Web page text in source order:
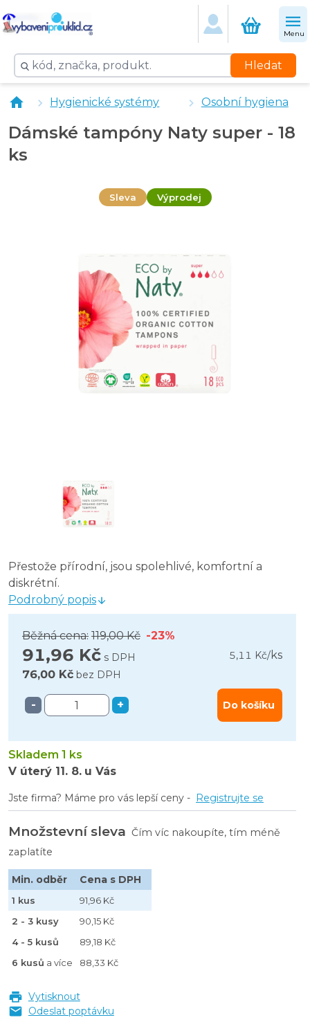
Menu
Hledat
Dámské tampóny Naty mini - 18 ks
Bella Teens tampony Mini 16 ks
Bella Teens tampony Regular 16 ks
Hygienické systémy Osobní hygiena
Dámské tampóny Naty super - 18
ks
Sleva Výprodej
Přestože přírodní, jsou spolehlivé, komfortní a
diskrétní.
Podrobný popis
Běžná cena: 119,00 Kč -23%
91,96 Kč s DPH 5,11 Kč/ks
76,00 Kč bez DPH
- + Do košíku
Skladem 1 ks
V úterý 11. 8. u Vás
Jste firma? Máme pro vás lepší ceny - Registrujte se
Množstevní sleva Čím víc nakoupíte, tím méně
zaplatíte
Min. odběr Cena s DPH
1 kus
91,96 Kč
2 - 3 kusy
90,15 Kč
4 - 5 kusů
89,18 Kč
6 kusů a více 88,33 Kč
Vytisknout
Odeslat poptávku